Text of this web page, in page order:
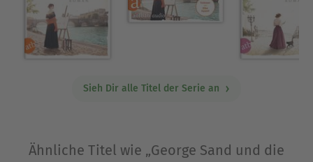
Sieh Dir alle Titel der Serie an
Ähnliche Titel wie „George Sand und die